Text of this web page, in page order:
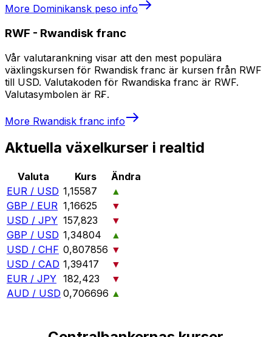
More Dominikansk peso info
RWF - Rwandisk franc
Vår valutarankning visar att den mest populära
växlingskursen för Rwandisk franc är kursen från RWF
till USD. Valutakoden för Rwandiska franc är RWF.
Valutasymbolen är R₣.
More Rwandisk franc info
Aktuella växelkurser i realtid
Valuta Kurs
Ändra
EUR / USD 1,15587
▲
GBP / EUR 1,16625
▼
USD / JPY 157,823
▼
GBP / USD 1,34804
▲
USD / CHF 0,807856 ▼
USD / CAD 1,39417
▼
EUR / JPY 182,423
▼
AUD / USD 0,706696 ▲